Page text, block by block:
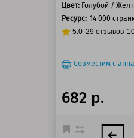
Цвет: Голубой /
Ресурс: 14 000
5.0 29 отзывов
Совместим с
682 р.